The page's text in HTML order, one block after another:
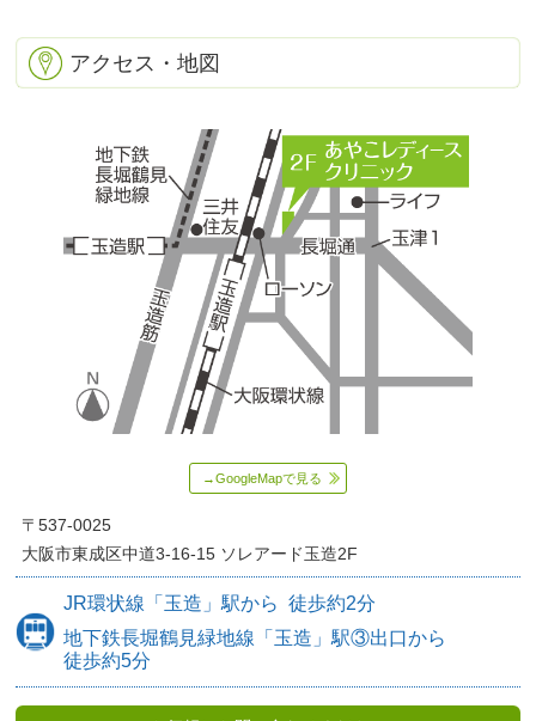
アクセス・地図
→GoogleMapで見る
〒537-0025
大阪市東成区中道3-16-15 ソレアード玉造2F
JR環状線 「玉造」駅から徒歩約2分
地下鉄長堀鶴見緑地線 「玉造」駅③出口から
徒歩約5分